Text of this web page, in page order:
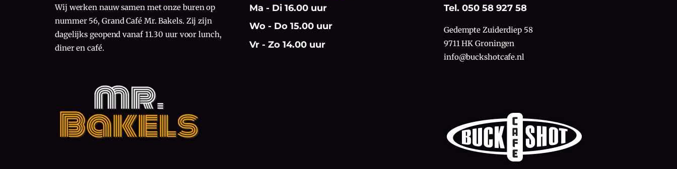
Wij werken nauw samen met onze buren op
nummer 56, Grand Café Mr. Bakels. Zij zijn
dagelijks geopend vanaf 11.30 uur voor lunch,
diner en café.
Ma - Di 16.00 uur
Wo - Do 15.00 uur
Vr - Zo 14.00 uur
Tel. 050 58 927 58
Gedempte Zuiderdiep 58
9711 HK Groningen
info@buckshotcafe.nl